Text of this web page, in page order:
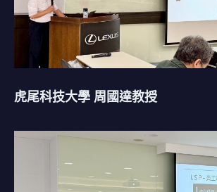
虎尾科技大學 周國達教授